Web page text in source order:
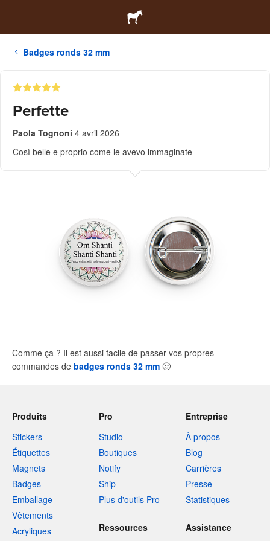
Badges ronds 32 mm
Perfette
Paola Tognoni 4 avril 2026
Così belle e proprio come le avevo immaginate
Comme ça ? Il est aussi facile de passer vos propres
commandes de badges ronds 32 mm 🙂
Produits
Stickers
Étiquettes
Magnets
Badges
Emballage
Vêtements
Acryliques
Pro
Studio
Boutiques
Notify
Ship
Plus d'outils Pro
Entreprise
À propos
Blog
Carrières
Presse
Statistiques
Ressources Assistance